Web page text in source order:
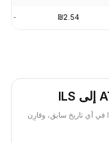
₪2.54
-69.84%
تعرَّف على قيمة ما تملكه من ATOM ‏(Cosmos) بعملة ILS في أي تاريخ سابق، وقارِن